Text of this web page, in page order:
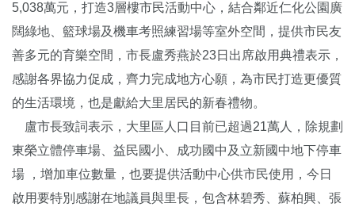
5,038萬元，打造3層樓市民活動中心，結合鄰近仁化公園廣
闊綠地、籃球場及機車考照練習場等室外空間，提供市民友
善多元的育樂空間，市長盧秀燕於23日出席啟用典禮表示，
感謝各界協力促成，齊力完成地方心願，為市民打造更優質
的生活環境，也是獻給大里居民的新春禮物。
盧市長致詞表示，大里區人口目前已超過21萬人，除規劃
東榮立體停車場、益民國小、成功國中及立新國中地下停車
場 ，增加車位數量，也要提供活動中心供市民使用，今日
啟用要特別感謝在地議員與里長，包含林碧秀、蘇柏興、張